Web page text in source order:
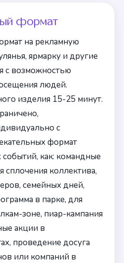
формат
на рекламную
ярмарку и другие
с возможностью
людей.
изделия 15-25 минут.
с
формат
как: командные
сплочения коллектива,
семейных дней,
в парке, для
зоне, пиар-кампания
акции в
проведение досуга
или компаний в